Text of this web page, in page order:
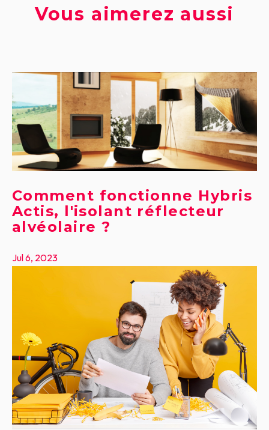
Vous aimerez aussi
Comment fonctionne Hybris
Actis, l'isolant réflecteur
alvéolaire ?
Jul 6, 2023